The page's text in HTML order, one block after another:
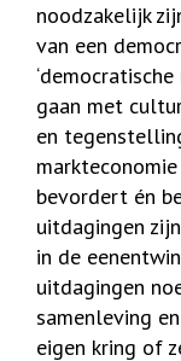
noodzakelijk
van een
gaan met
en
bevordert én
uitdagingen
in de
uitdagingen
samenleving
eigen kring of